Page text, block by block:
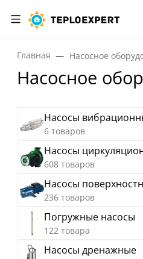
Главная Насосное
Насосное
Насосы
6 товаров
Насосы
608 товаров
Насосы
236 товаров
Погружные насосы
122 товара
Насосы дренажные